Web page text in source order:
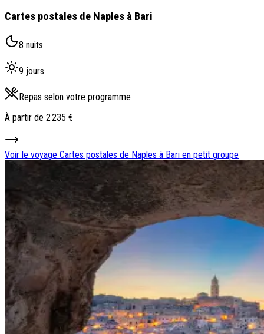
Cartes postales de Naples à Bari
8 nuits
9 jours
Repas selon votre programme
À partir de 2 235 €
Voir le voyage Cartes postales de Naples à Bari en petit groupe